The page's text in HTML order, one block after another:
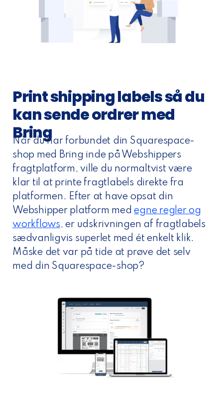
Print shipping labels så du
kan sende ordrer med
Bring
Når du har forbundet din Squarespace-
shop med Bring inde på Webshippers
fragtplatform, ville du normaltvist være
klar til at printe fragtlabels direkte fra
platformen. Efter at have opsat din
Webshipper platform medegne regler og
workflows, er udskrivningen af fragtlabels
sædvanligvis superlet med ét enkelt klik.
Måske det var på tide at prøve det selv
med din Squarespace-shop?